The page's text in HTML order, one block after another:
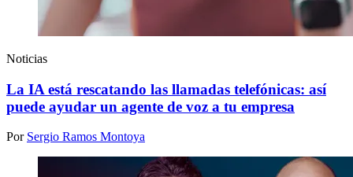
Noticias
La IA está rescatando las llamadas telefónicas: así
puede ayudar un agente de voz a tu empresa
Por Sergio Ramos Montoya